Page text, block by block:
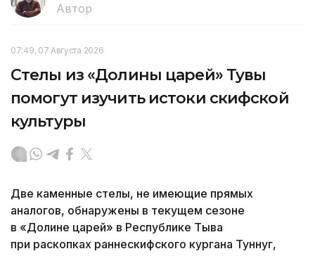
Автор
07:49, 07 Августа 2026
Стелы из «Долины царей» Тувы
помогут изучить истоки скифской
культуры
Две каменные стелы, не имеющие прямых
аналогов, обнаружены в текущем сезоне
в «Долине царей» в Республике Тыва
при раскопках раннескифского кургана Туннуг,